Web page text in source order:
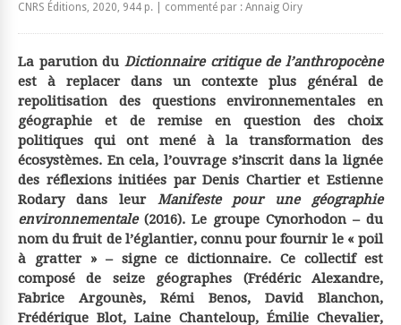
CNRS Éditions, 2020, 944 p. | commenté par : Annaig Oiry
La parution du Dictionnaire critique de l’anthropocène
est à replacer dans un contexte plus général de
repolitisation des questions environnementales en
géographie et de remise en question des choix
politiques qui ont mené à la transformation des
écosystèmes. En cela, l’ouvrage s’inscrit dans la lignée
des réflexions initiées par Denis Chartier et Estienne
Rodary dans leur Manifeste pour une géographie
environnementale(2016). Le groupe Cynorhodon – du
nom du fruit de l’églantier, connu pour fournir le « poil
à gratter » – signe ce dictionnaire. Ce collectif est
composé de seize géographes (Frédéric Alexandre,
Fabrice Argounès, Rémi Benos, David Blanchon,
Frédérique Blot, Laine Chanteloup, Émilie Chevalier,